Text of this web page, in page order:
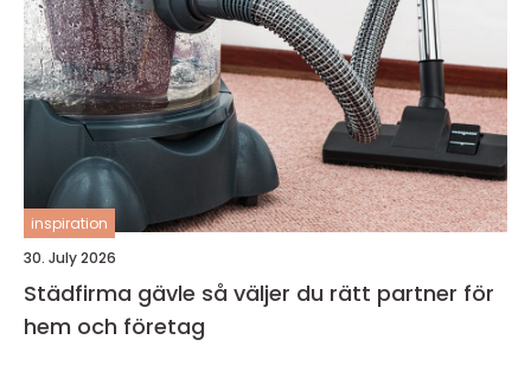
inspiration
30. July 2026
Städfirma gävle så väljer du rätt partner för
hem och företag